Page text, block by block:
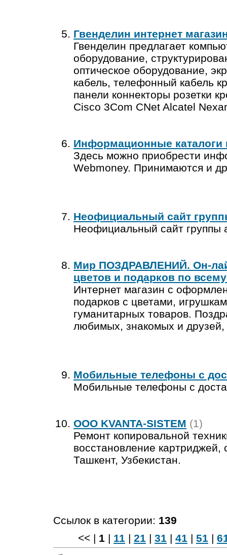
Гвенделин интернет
Гвенделин предлагает
оборудование,
оптическое оборудование,
кабель, телефонный кабель
панели коннекторы розетки
Cisco 3Com CNet Alcatel
Информационные каталоги
Здесь можно приобрести
Webmoney. Принимаются и
Неофициальный сайт
Неофициальный сайт группы
Мир ПОЗДРАВЛЕНИЙ. Он-
цветов и подарков по
Интернет магазин с
подарков с цветами,
гуманитарных товаров.
любимых, знакомых и друзей,
Мобильные телефоны с
Мобильные телефоны с
OOO KVANTA-SISTEM (1)
Ремонт копировальной
восстановление
Ташкент, Узбекистан.
Ссылок в категории: 139
<< | 1 | 11 | 21 | 31 | 41 | 51 |